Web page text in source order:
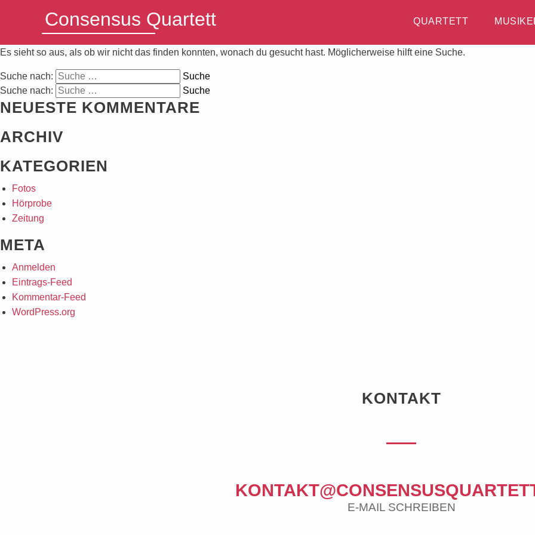
Consensus Quartett QUARTETT
Nichts gefunden
Es sieht so aus, als ob wir nicht das finden konnten, wonach du gesucht hast. Möglicherweise hilft eine Suche.
Suche nach:
Suche
Suche nach:
Suche
NEUESTE KOMMENTARE
ARCHIV
KATEGORIEN
Fotos
Hörprobe
Zeitung
META
Anmelden
Eintrags-Feed
Kommentar-Feed
WordPress.org
KONTAKT
E-MAIL SCHREIBEN